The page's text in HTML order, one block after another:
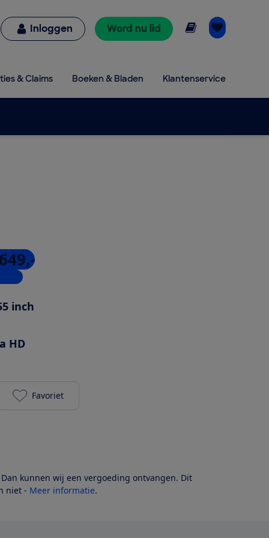
Inloggen Word nu lid Online lezen
& Claims Boeken & Bladen Klantenservice
inch
HD
TCL 55C7K toevoegen aan je favorieten
Favoriet
kunnen wij een vergoeding ontvangen. Dit
niet - Meer informatie.